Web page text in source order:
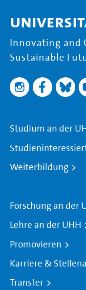
Innovating and
Sustainable
Studium an der
Weiterbildung
Forschung an der
Lehre an der UHH
Promovieren
Karriere &
Transfer